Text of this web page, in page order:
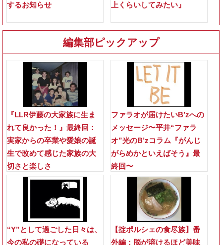
するお知らせ
上くらいしてみたい』
編集部ピックアップ
『LLR伊藤の大家族に生ま
れて良かった！』最終回：
実家からの卒業や愛娘の誕
生で改めて感じた家族の大
切さと楽しさ
ファラオが届けたいB’zへの
メッセージ〜平井“ファラ
オ”光のB’zコラム『がんじ
がらめかといえばそう』最
終回〜
“Y”として過ごした日々は、
今の私の礎になっている
【掟ポルシェの食尽族】番
外編：脳が溶けるほど美味